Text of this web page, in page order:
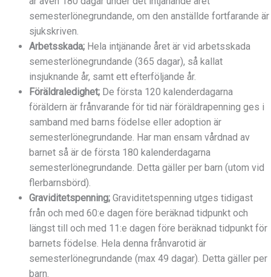
semesterlönegrundande, om den anställde fortfarande är
sjukskriven.
Arbetsskada; Hela intjänande året är vid arbetsskada
semesterlönegrundande (365 dagar), så kallat
insjuknande år, samt ett efterföljande år.
Föräldraledighet; De första 120 kalenderdagarna
föräldern är frånvarande för tid när föräldrapenning ges i
samband med barns födelse eller adoption är
semesterlönegrundande. Har man ensam vårdnad av
barnet så är de första 180 kalenderdagarna
semesterlönegrundande. Detta gäller per barn (utom vid
flerbarnsbörd).
Graviditetspenning; Graviditetspenning utges tidigast
från och med 60:e dagen före beräknad tidpunkt och
längst till och med 11:e dagen före beräknad tidpunkt för
barnets födelse. Hela denna frånvarotid är
semesterlönegrundande (max 49 dagar). Detta gäller per
barn.